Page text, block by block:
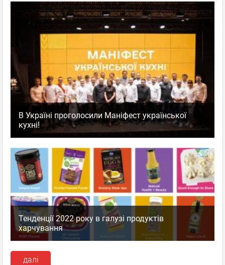
В Україні проголосили Маніфест української
кухні!
Тенденції 2022 року в галузі продуктів
харчування
далі